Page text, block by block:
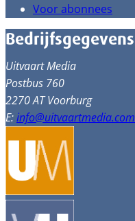
Voor abonnees
Bedrijfsgegevens
Uitvaart Media
Postbus 760
2270 AT Voorburg
E:info@uitvaartmedia.com